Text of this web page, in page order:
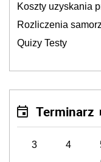
Koszty uzyskania
Rozliczenia
Quizy Testy
Terminarz
3 4